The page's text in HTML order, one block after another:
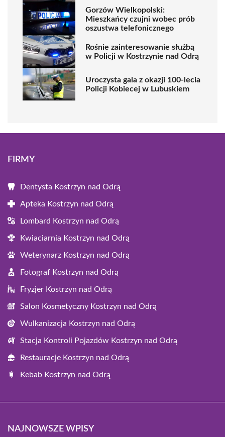
Gorzów Wielkopolski:
Mieszkańcy czujni wobec prób
oszustwa telefonicznego
Rośnie zainteresowanie służbą
w Policji w Kostrzynie nad Odrą
Uroczysta gala z okazji 100-lecia
Policji Kobiecej w Lubuskiem
FIRMY
Dentysta Kostrzyn nad Odrą
Apteka Kostrzyn nad Odrą
Lombard Kostrzyn nad Odrą
Kwiaciarnia Kostrzyn nad Odrą
Weterynarz Kostrzyn nad Odrą
Fotograf Kostrzyn nad Odrą
Fryzjer Kostrzyn nad Odrą
Salon Kosmetyczny Kostrzyn nad Odrą
Wulkanizacja Kostrzyn nad Odrą
Stacja Kontroli Pojazdów Kostrzyn nad Odrą
Restauracje Kostrzyn nad Odrą
Kebab Kostrzyn nad Odrą
NAJNOWSZE WPISY